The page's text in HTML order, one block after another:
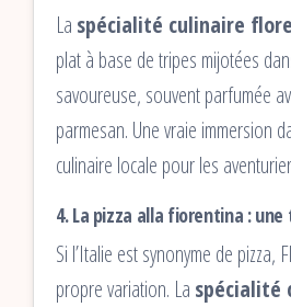
La spécialité culinaire
plat à base de tripes mijotées
savoureuse, souvent parfumée
parmesan. Une vraie immersion
culinaire locale pour les
4. La pizza alla fiorentina : une
Si l’Italie est synonyme de pizza,
propre variation. La spécialité